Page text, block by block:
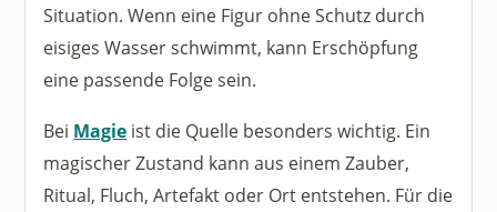
Situation. Wenn eine Figur ohne Schutz durch
eisiges Wasser schwimmt, kann Erschöpfung
eine passende Folge sein.
Bei Magie ist die Quelle besonders wichtig. Ein
magischer Zustand kann aus einem Zauber,
Ritual, Fluch, Artefakt oder Ort entstehen. Für die